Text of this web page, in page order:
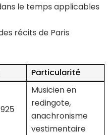
le temps applicables
récits de Paris
Particularité
Musicien en
redingote,
anachronisme
vestimentaire